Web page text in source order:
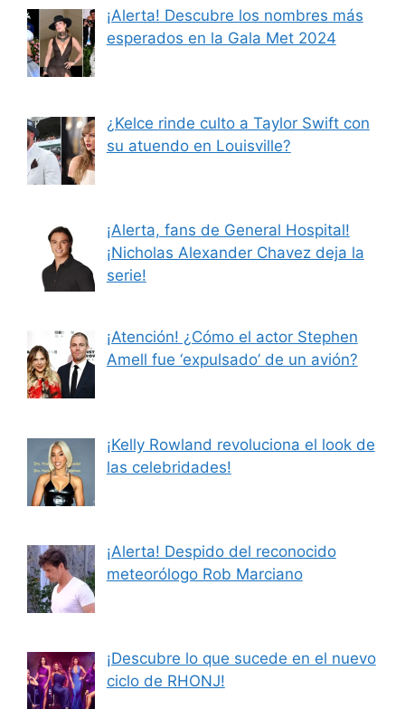
¡Alerta! Descubre los nombres más
esperados en la Gala Met 2024
¿Kelce rinde culto a Taylor Swift con
su atuendo en Louisville?
¡Alerta, fans de General Hospital!
¡Nicholas Alexander Chavez deja la
serie!
¡Atención! ¿Cómo el actor Stephen
Amell fue ‘expulsado’ de un avión?
¡Kelly Rowland revoluciona el look de
las celebridades!
¡Alerta! Despido del reconocido
meteorólogo Rob Marciano
¡Descubre lo que sucede en el nuevo
ciclo de RHONJ!